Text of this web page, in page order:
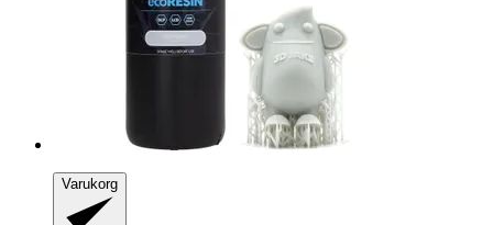
Varukorg